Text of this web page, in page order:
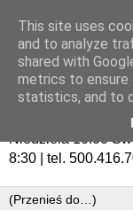
Niedziela 10:00
8:30 | tel.
This site uses
and to analyze
shared with
metrics to ensure
statistics, and to